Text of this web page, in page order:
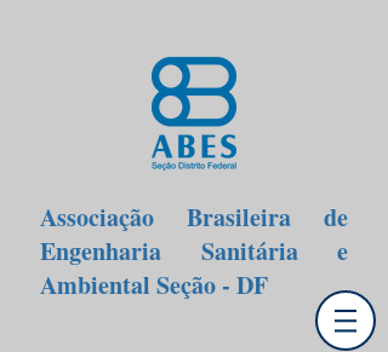
Associação Brasileira de
Engenharia Sanitária e
Ambiental Seção - DF